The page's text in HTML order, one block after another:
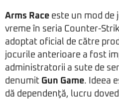
Arms Race este un mod de
vreme în seria Counter-
adoptat oficial de către
jocurile anterioare a fost
administratorii a sute de
denumit Gun Game. Ideea
dă dependenţă, lucru